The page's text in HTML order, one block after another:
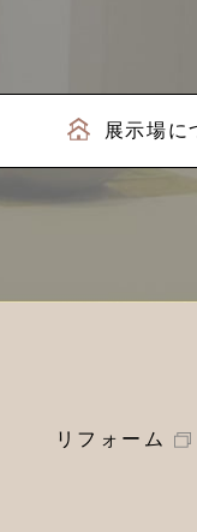
展示場に
リフォーム